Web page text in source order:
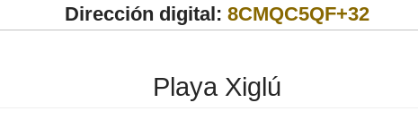
Dirección digital: 8CMQC5QF+32
Playa Xiglú